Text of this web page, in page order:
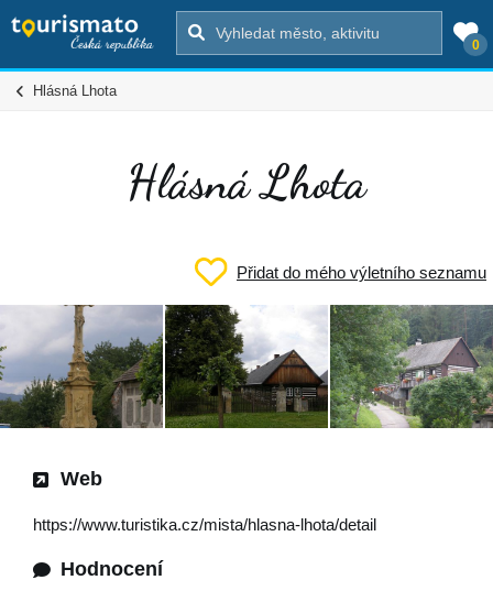
0
Hlásná Lhota
Hlásná Lhota
Přidat do mého výletního seznamu
Web
https://www.turistika.cz/mista/hlasna-lhota/detail
Hodnocení